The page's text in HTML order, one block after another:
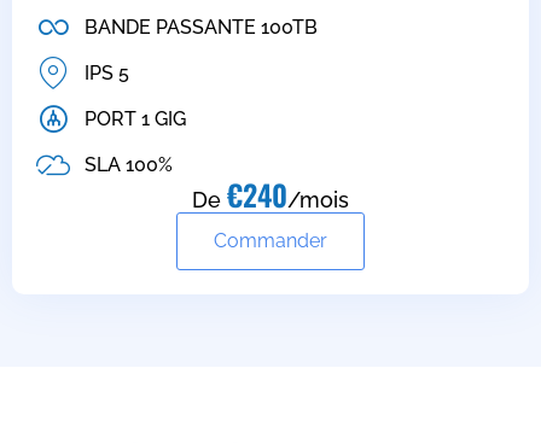
BANDE PASSANTE 100TB
IPS 5
PORT 1 GIG
SLA 100%
De €240/mois
Commander